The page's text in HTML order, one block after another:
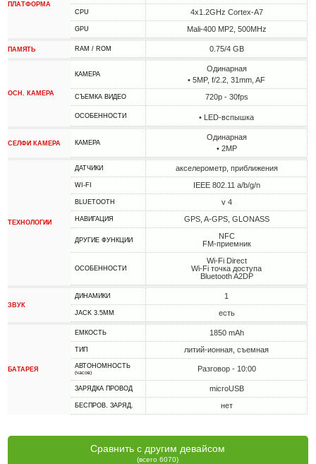
ПЛАТФОРМА
CPU 4x1.2GHz Cortex-A7
GPU Mali-400 MP2, 500MHz
ПАМЯТЬ RAM / ROM 0.75/4 GB
ОСН. КАМЕРА
КАМЕРА
Одинарная
• 5MP, f/2.2, 31mm, AF
СЪЕМКА ВИДЕО 720p - 30fps
ОСОБЕННОСТИ • LED-вспышка
СЕЛФИ КАМЕРА КАМЕРА
Одинарная
• 2MP
ТЕХНОЛОГИИ
ДАТЧИКИ акселерометр, приближения
WI-FI IEEE 802.11 a/b/g/n
BLUETOOTH v 4
НАВИГАЦИЯ GPS, A-GPS, GLONASS
ДРУГИЕ ФУНКЦИИ
NFC
FM-приемник
ОСОБЕННОСТИ
Wi-Fi Direct
Wi-Fi точка доступа
Bluetooth A2DP
ЗВУК
ДИНАМИКИ 1
JACK 3.5MM есть
БАТАРЕЯ
ЕМКОСТЬ 1850 mAh
ТИП литий-ионная, съемная
АВТОНОМНОСТЬ
(часов) Разговор - 10:00
ЗАРЯДКА ПРОВОД microUSB
БЕСПРОВ. ЗАРЯД. нет
Сравнить с другим девайсом
(всего 6070)